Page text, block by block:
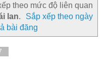
theo mức độ liên quan
lan.
Sắp xếp theo ngày
bài đăng